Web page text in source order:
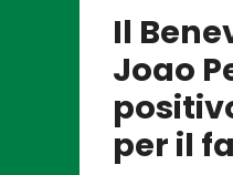
Il
Joao
per il